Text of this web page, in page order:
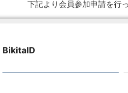
下記より会員参加申請を行
BikitaID